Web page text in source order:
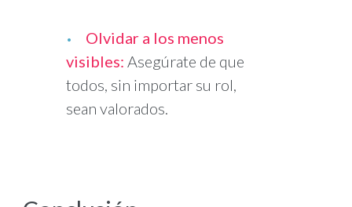
Olvidar a los menos
visibles: Asegúrate de que
todos, sin importar su rol,
sean valorados.